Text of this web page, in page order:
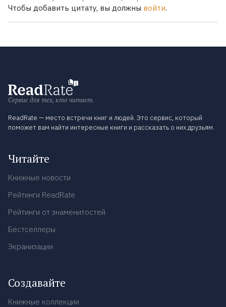
Чтобы добавить цитату, вы должны войти.
Сервис для тех, кто читает.
ReadRate — место встречи книг и людей. Это сервис, который
поможет вам найти интересные книги и рассказать о них друзьям.
Читайте
Книжные новости
Рейтинги ReadRate
Рейтинги от знаменитостей
Бестселлеры
Экранизации
Создавайте
Книжные коллекции